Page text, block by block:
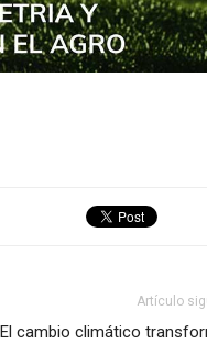
Artículo
cambio climático